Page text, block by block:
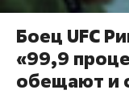
Боец UFC
«99,9
обещают и